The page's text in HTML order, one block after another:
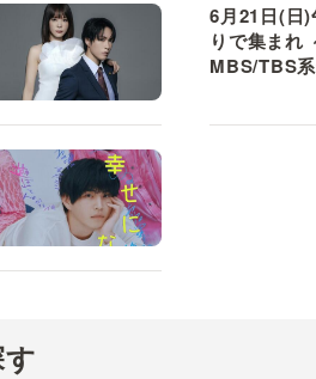
ねん！
池上彰のニュー
6月21日(日)
りで集まれ
MBS/TBS